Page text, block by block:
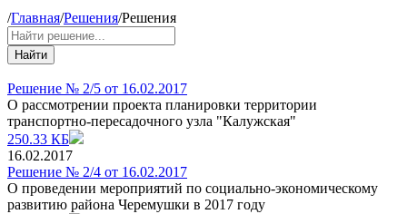
/Главная/Решения/Решения
Найти
Решение № 2/5 от 16.02.2017
О рассмотрении проекта планировки территории
транспортно-пересадочного узла "Калужская"
250.33 КБ
16.02.2017
Решение № 2/4 от 16.02.2017
О проведении мероприятий по социально-экономическому
развитию района Черемушки в 2017 году